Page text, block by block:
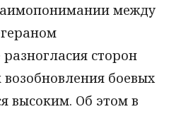
между
сторон
возобновления боевых
высоким. Об этом в